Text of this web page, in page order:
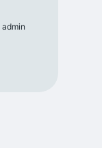
admin